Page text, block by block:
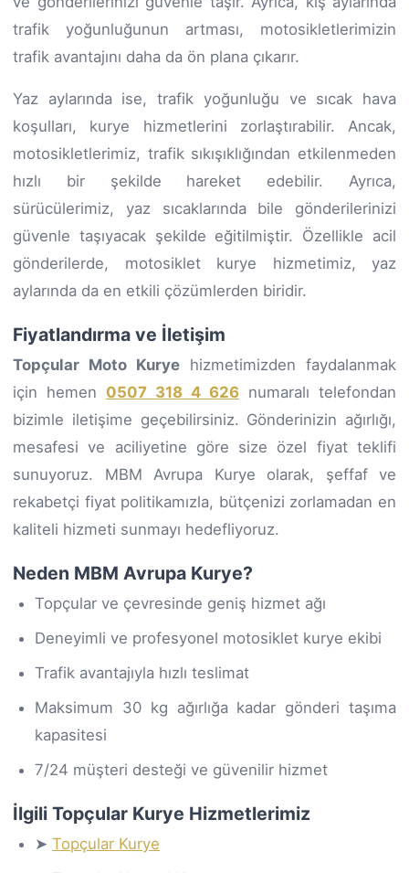
trafik yoğunluğunun artması, motosikletlerimizin
trafik avantajını daha da ön plana çıkarır.
Yaz aylarında ise, trafik yoğunluğu ve sıcak hava
koşulları, kurye hizmetlerini zorlaştırabilir. Ancak,
motosikletlerimiz, trafik sıkışıklığından etkilenmeden
hızlı bir şekilde hareket edebilir. Ayrıca,
sürücülerimiz, yaz sıcaklarında bile gönderilerinizi
güvenle taşıyacak şekilde eğitilmiştir. Özellikle acil
gönderilerde, motosiklet kurye hizmetimiz, yaz
aylarında da en etkili çözümlerden biridir.
Fiyatlandırma ve İletişim
Topçular Moto Kurye hizmetimizden faydalanmak
için hemen 0507 318 4 626 numaralı telefondan
bizimle iletişime geçebilirsiniz. Gönderinizin ağırlığı,
mesafesi ve aciliyetine göre size özel fiyat teklifi
sunuyoruz. MBM Avrupa Kurye olarak, şeffaf ve
rekabetçi fiyat politikamızla, bütçenizi zorlamadan en
kaliteli hizmeti sunmayı hedefliyoruz.
Neden MBM Avrupa Kurye?
Topçular ve çevresinde geniş hizmet ağı
Deneyimli ve profesyonel motosiklet kurye ekibi
Trafik avantajıyla hızlı teslimat
Maksimum 30 kg ağırlığa kadar gönderi taşıma
kapasitesi
7/24 müşteri desteği ve güvenilir hizmet
İlgili Topçular Kurye Hizmetlerimiz
➤ Topçular Kurye